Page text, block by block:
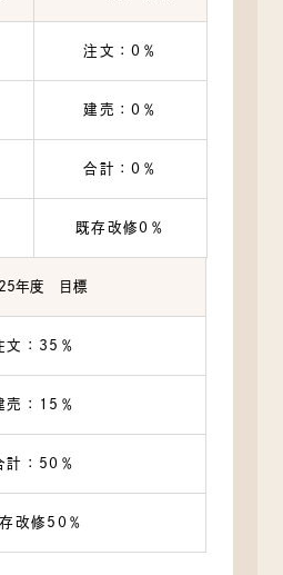
注文：0％
建売：0％
合計：0％
既存改修0％
年度 目標
文：35％
売：15％
計：50％
改修50％